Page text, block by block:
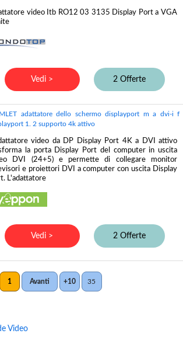
video Itb RO12 03 3135 Display Port a VGA
Vedi > 2 Offerte
adattatore dello schermo displayport m a dvi-i f
1. 2 supporto 4k attivo
video da DP Display Port 4K a DVI attivo
la porta Display Port del computer in uscita
DVI (24+5) e permette di collegare monitor
e proiettori DVI a computer con uscita Display
L'adattatore
Vedi > 2 Offerte
1 Avanti +10 35
Video